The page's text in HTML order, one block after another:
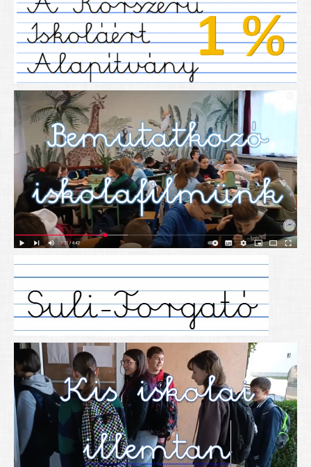
SIHU
EFOP 325
TÁMOP
TIOP
Határtalanul
Névadónk
UNESCO Társult Iskola
Sportversenyek
Tanulmányi versenyek
Alapítványunk
Nyitva tartás
SZÜLŐKNEK
Google Tanterem, Classroom - útmutató diákoknak
Tanév rendje
Étkezés befizetése
Étlap
eKréta